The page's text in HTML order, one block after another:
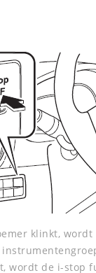
klinkt,
wordt de i-stop